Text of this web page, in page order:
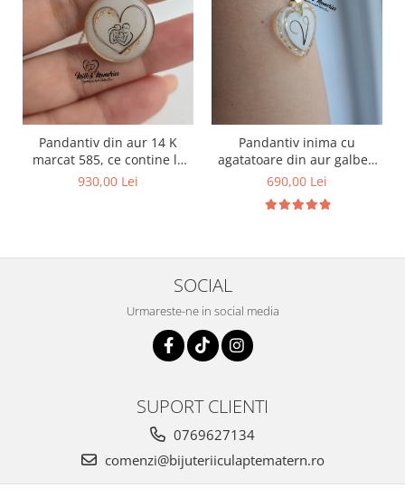
Pandantiv din aur 14 K
marcat 585, ce contine le
matern, fire de par si foita
930,00 Lei
Pandantiv inima cu
agatatoare din aur galben
14K, ce contine lapte
in forma de initiala si foita
690,00 Lei
SOCIAL
Urmareste-ne in social media
SUPORT CLIENTI
0769627134
comenzi@bijuteriiculaptematern.ro